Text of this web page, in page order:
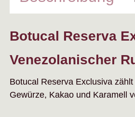
Botucal Reserva
Venezolanischer
Botucal Reserva Exclusiva
Gewürze, Kakao und Karamell